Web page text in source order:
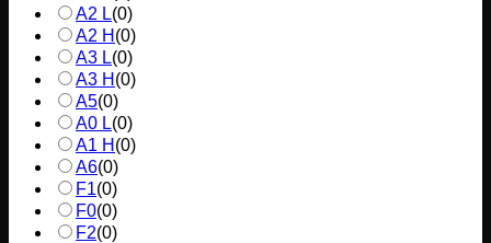
A2 L(0)
A2 H (0)
A3 L(0)
A3 H (0)
A5(0)
A0 L(0)
A1 H (0)
A6(0)
F1(0)
F0(0)
F2(0)